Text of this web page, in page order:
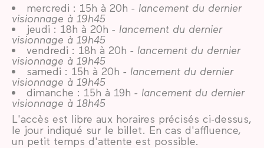
mercredi : 15h à 20h - lancement du dernier
visionnage à 19h45
jeudi : 18h à 20h - lancement du dernier
visionnage à 19h45
vendredi : 18h à 20h - lancement du dernier
visionnage à 19h45
samedi : 15h à 20h - lancement du dernier
visionnage à 19h45
dimanche : 15h à 19h - lancement du dernier
visionnage à 18h45
L'accès est libre aux horaires précisés ci-dessus,
le jour indiqué sur le billet. En cas d'affluence,
un petit temps d'attente est possible.